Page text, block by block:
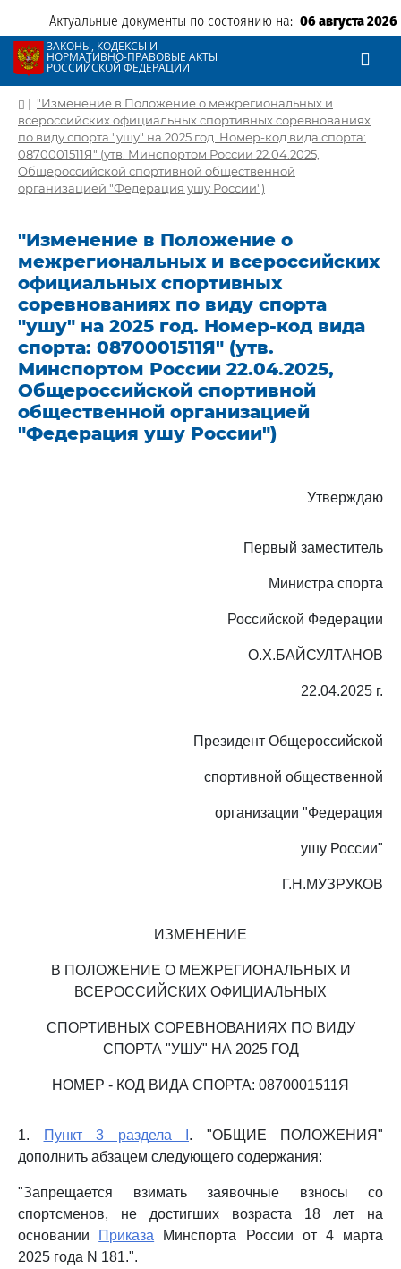
Актуальные документы по состоянию на: 06 августа 2026
ЗАКОНЫ, КОДЕКСЫ И
НОРМАТИВНО-ПРАВОВЫЕ АКТЫ
РОССИЙСКОЙ ФЕДЕРАЦИИ
| "Изменение в Положение о межрегиональных и
всероссийских официальных спортивных соревнованиях
по виду спорта "ушу" на 2025 год. Номер-код вида спорта:
0870001511Я" (утв. Минспортом России 22.04.2025,
Общероссийской спортивной общественной
организацией "Федерация ушу России")
"Изменение в Положение о
межрегиональных и всероссийских
официальных спортивных
соревнованиях по виду спорта
"ушу" на 2025 год. Номер-код вида
спорта: 0870001511Я" (утв.
Минспортом России 22.04.2025,
Общероссийской спортивной
общественной организацией
"Федерация ушу России")
Утверждаю
Первый заместитель
Министра спорта
Российской Федерации
О.Х.БАЙСУЛТАНОВ
22.04.2025 г.
Президент Общероссийской
спортивной общественной
организации "Федерация
ушу России"
Г.Н.МУЗРУКОВ
ИЗМЕНЕНИЕ
В ПОЛОЖЕНИЕ О МЕЖРЕГИОНАЛЬНЫХ И
ВСЕРОССИЙСКИХ ОФИЦИАЛЬНЫХ
СПОРТИВНЫХ СОРЕВНОВАНИЯХ ПО ВИДУ
СПОРТА "УШУ" НА 2025 ГОД
НОМЕР - КОД ВИДА СПОРТА: 0870001511Я
1. Пункт 3 раздела I . "ОБЩИЕ ПОЛОЖЕНИЯ"
дополнить абзацем следующего содержания:
"Запрещается взимать заявочные взносы со
спортсменов, не достигших возраста 18 лет на
основании
Приказа Минспорта России от 4 марта
2025 года N 181.".